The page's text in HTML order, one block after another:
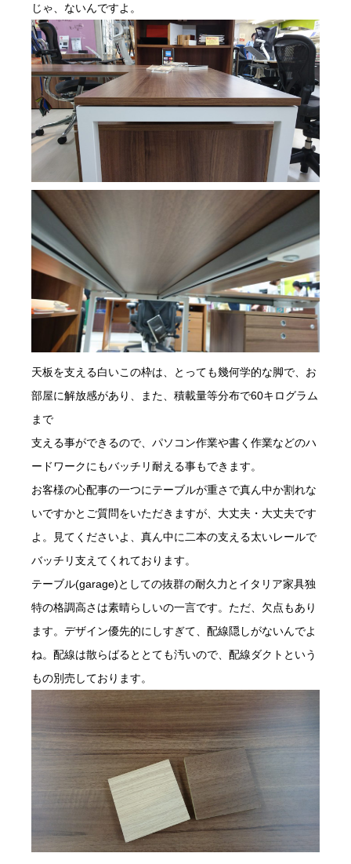
じゃ、ないんですよ。
天板を支える白いこの枠は、とっても幾何学的な脚で、お
部屋に解放感があり、また、積載量等分布で60キログラム
まで
支える事ができるので、パソコン作業や書く作業などのハ
ードワークにもバッチリ耐える事もできます。
お客様の心配事の一つにテーブルが重さで真ん中か割れな
いですかとご質問をいただきますが、大丈夫・大丈夫です
よ。見てくださいよ、真ん中に二本の支える太いレールで
バッチリ支えてくれております。
テーブル(garage)としての抜群の耐久力とイタリア家具独
特の格調高さは素晴らしいの一言です。ただ、欠点もあり
ます。デザイン優先的にしすぎて、配線隠しがないんでよ
ね。配線は散らばるととても汚いので、配線ダクトという
もの別売しております。